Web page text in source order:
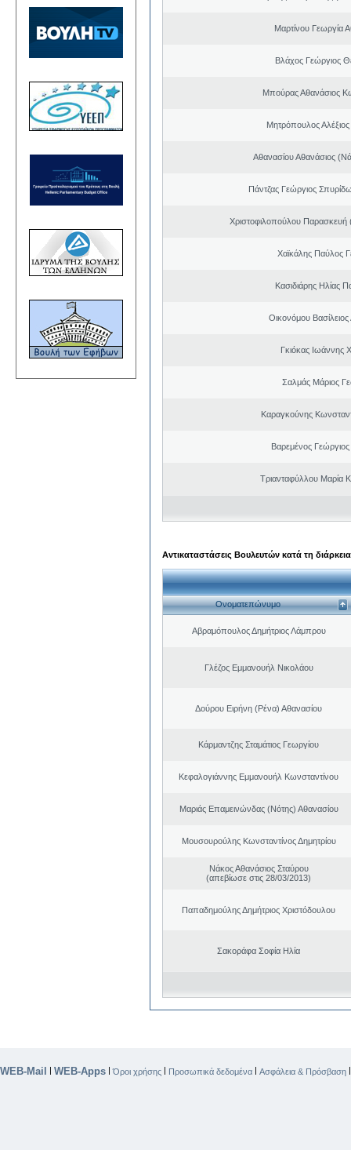
Μαρτίνου Γεωργία
Βλάχος Γεώργιος
Μπούρας Αθανάσιος
Μητρόπουλος
Αθανασίου Αθανάσιος
Πάντζας Γεώργιος
Χριστοφιλοπούλου Παρασκευή
Χαϊκάλης Παύλος
Κασιδιάρης Ηλίας
Οικονόμου
Γκιόκας Ιωάννης
Σαλμάς Μάριος
Καραγκούνης
Βαρεμένος Γεώργιος
Τριανταφύλλου Μαρία
Αντικαταστάσεις Βουλευτών κατά τη
Ονοματεπώνυμο
Αβραμόπουλος Δημήτριος Λάμπρου
Γλέζος Εμμανουήλ Νικολάου
Δούρου Ειρήνη (Ρένα) Αθανασίου
Κάρμαντζης Σταμάτιος Γεωργίου
Κεφαλογιάννης Εμμανουήλ Κωνσταντίνου
Μαριάς Επαμεινώνδας (Νότης) Αθανασίου
Μουσουρούλης Κωνσταντίνος Δημητρίου
Νάκος Αθανάσιος Σταύρου
(απεβίωσε στις 28/03/2013)
Παπαδημούλης Δημήτριος Χριστόδουλου
Σακοράφα Σοφία Ηλία
WEB-Mail | WEB-Apps |Όροι χρήσης | Προσωπικά δεδομένα | Ασφάλεια & Πρόσβαση